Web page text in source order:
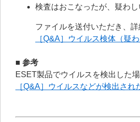
検査はおこなったが、疑わ
ファイルを送付いただき、詳
［Q&A］ウイルス検体（疑
■ 参考
ESET製品でウイルスを検出した
［Q&A］ウイルスなどが検出され